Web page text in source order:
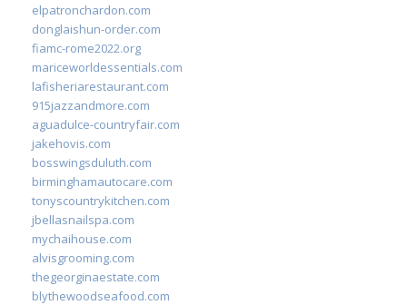
elpatronchardon.com
donglaishun-order.com
fiamc-rome2022.org
mariceworldessentials.com
lafisheriarestaurant.com
915jazzandmore.com
aguadulce-countryfair.com
jakehovis.com
bosswingsduluth.com
birminghamautocare.com
tonyscountrykitchen.com
jbellasnailspa.com
mychaihouse.com
alvisgrooming.com
thegeorginaestate.com
blythewoodseafood.com